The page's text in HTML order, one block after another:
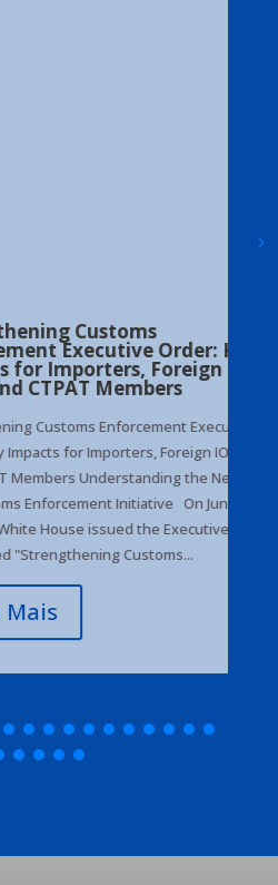
Customs
Order: Key
Foreign
Members
Enforcement Executive
Importers, Foreign IORs,
Understanding the New
Initiative On June 3,
issued the Executive
Customs...